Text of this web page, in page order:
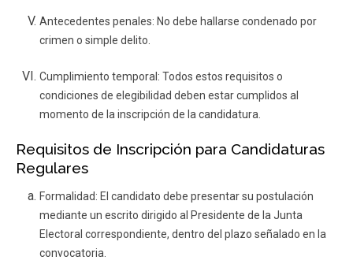
Antecedentes penales: No debe hallarse condenado por
crimen o simple delito.
Cumplimiento temporal: Todos estos requisitos o
condiciones de elegibilidad deben estar cumplidos al
momento de la inscripción de la candidatura.
Requisitos de Inscripción para Candidaturas
Regulares
Formalidad: El candidato debe presentar su postulación
mediante un escrito dirigido al Presidente de la Junta
Electoral correspondiente, dentro del plazo señalado en la
convocatoria.